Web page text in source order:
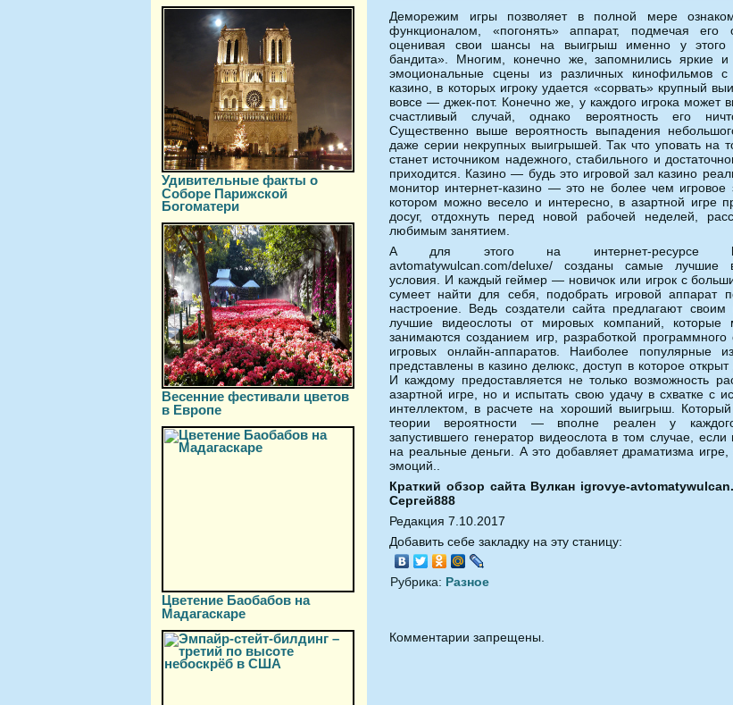
Удивительные факты о
Соборе Парижской
Богоматери
Весенние фестивали цветов
в Европе
Цветение Баобабов на
Мадагаскаре
Деморежим игры позволяет в полной мере
функционалом, «погонять» аппарат, подмечая его
оценивая свои шансы на выигрыш именно у этого
бандита». Многим, конечно же, запомнились яркие и
эмоциональные сцены из различных кинофильмов
казино, в которых игроку удается «сорвать» крупный
вовсе — джек-пот. Конечно же, у каждого игрока может
счастливый случай, однако вероятность его
Существенно выше вероятность выпадения
даже серии некрупных выигрышей. Так что уповать на
станет источником надежного, стабильного и
приходится. Казино — будь это игровой зал казино
монитор интернет-казино — это не более чем игровое
котором можно весело и интересно, в азартной игре
досуг, отдохнуть перед новой рабочей неделей,
любимым занятием.
А для этого на интернет-ресурсе
avtomatywulcan.com/deluxe/ созданы самые лучшие
условия. И каждый геймер — новичок или игрок с
сумеет найти для себя, подобрать игровой аппарат
настроение. Ведь создатели сайта предлагают своим
лучшие видеослоты от мировых компаний, которые
занимаются созданием игр, разработкой программного
игровых онлайн-аппаратов. Наиболее популярные
представлены в казино делюкс, доступ в которое открыт
И каждому предоставляется не только возможность
азартной игре, но и испытать свою удачу в схватке с
интеллектом, в расчете на хороший выигрыш.
теории вероятности — вполне реален у
запустившего генератор видеослота в том случае, если
на реальные деньги. А это добавляет драматизма игре,
эмоций..
Краткий обзор сайта Вулкан igrovye-
Сергей888
Редакция 7.10.2017
Добавить себе закладку на эту станицу:
Рубрика: Разное
Комментарии запрещены.